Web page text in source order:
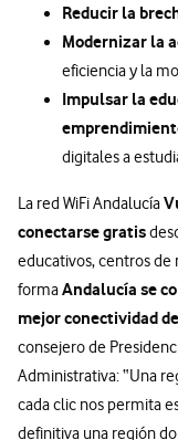
Reducir la
Modernizar la
eficiencia y la
Impulsar la
digitales a
La red WiFi Andalucía
conectarse gratis
educativos, centros de
formaAndalucía se
mejor conectividad
consejero de
Administrativa: “Una
cada clic nos permita
definitiva una región